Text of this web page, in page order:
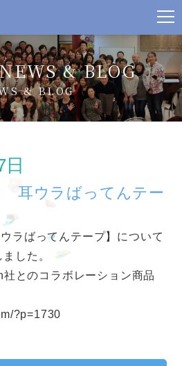
& BLOG
& BLOG
耳ウラばってんテー
ラばってんテープ】について
した。
とのコラボレーション商品
?p=1730